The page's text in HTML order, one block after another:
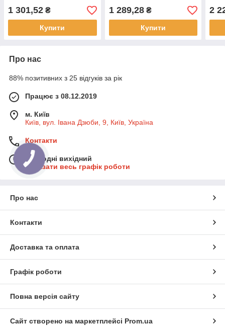
1 301,52 ₴
Купити
1 289,28₴
Купити
2
Про нас
88% позитивних з 25 відгуків за рік
Працює з 08.12.2019
м. Київ
Київ, вул. Івана Дзюби, 9, Київ, Україна
Контакти
Сьогодні вихідний
Показати весь графік роботи
Про нас
Контакти
Доставка та оплата
Графік роботи
Повна версія сайту
Сайт створено на маркетплейсі Prom.ua